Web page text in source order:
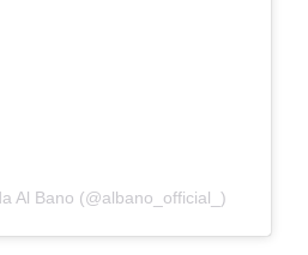
Al Bano (@albano_official_)